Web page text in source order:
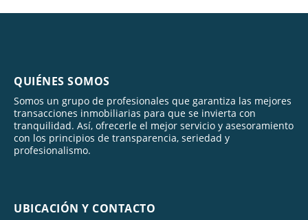
QUIÉNES SOMOS
Somos un grupo de profesionales que garantiza las mejores
transacciones inmobiliarias para que se invierta con
tranquilidad. Así, ofrecerle el mejor servicio y asesoramiento
con los principios de transparencia, seriedad y
profesionalismo.
UBICACIÓN Y CONTACTO